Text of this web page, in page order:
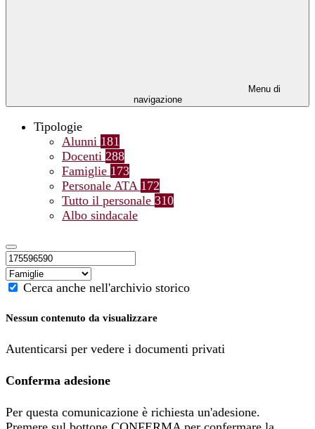
Menu di
navigazione
Tipologie
Alunni 181
Docenti 288
Famiglie 173
Personale ATA 172
Tutto il personale 310
Albo sindacale
Cerca anche nell'archivio storico
Nessun contenuto da visualizzare
Autenticarsi per vedere i documenti privati
Conferma adesione
Per questa comunicazione è richiesta un'adesione.